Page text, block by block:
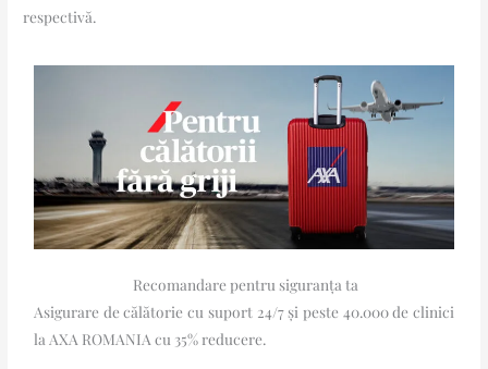
respectivă.
Recomandare pentru siguranța ta
Asigurare de călătorie cu suport 24/7 și peste 40.000 de clinici
la AXA ROMANIA cu 35% reducere.